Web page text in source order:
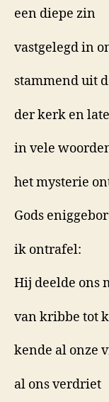
een diepe zin
vastgelegd in
stammend uit
der kerk en
in vele
het mysterie
Gods
ik ontrafel:
Hij deelde ons
van kribbe tot
kende al onze
al ons verdriet